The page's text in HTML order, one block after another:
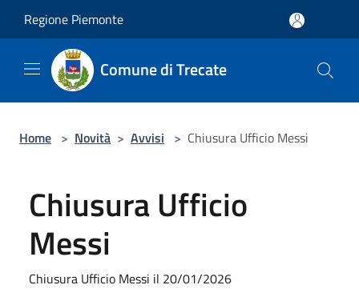
Regione Piemonte
Comune di Trecate
Home > Novità > Avvisi > Chiusura Ufficio Messi
Chiusura Ufficio
Messi
Chiusura Ufficio Messi il 20/01/2026